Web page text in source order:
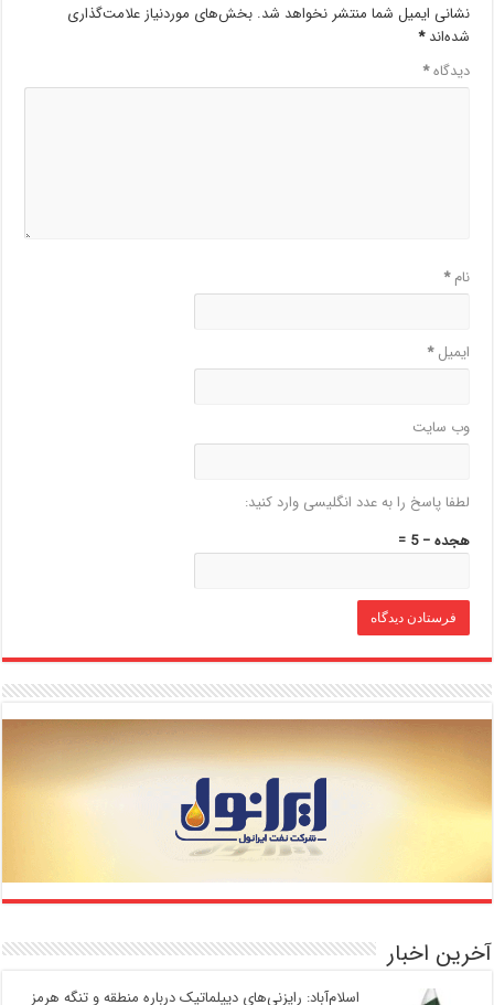
نشانی ایمیل شما منتشر نخواهد شد. بخش‌های موردنیاز علامت‌گذاری
شده‌اند*
دیدگاه*
نام*
ایمیل*
وب‌ سایت
لطفا پاسخ را به عدد انگلیسی وارد کنید:
هجده − 5 =
آخرین اخبار
اسلام‌آباد: رایزنی‌های دیپلماتیک درباره منطقه و تنگه هرمز